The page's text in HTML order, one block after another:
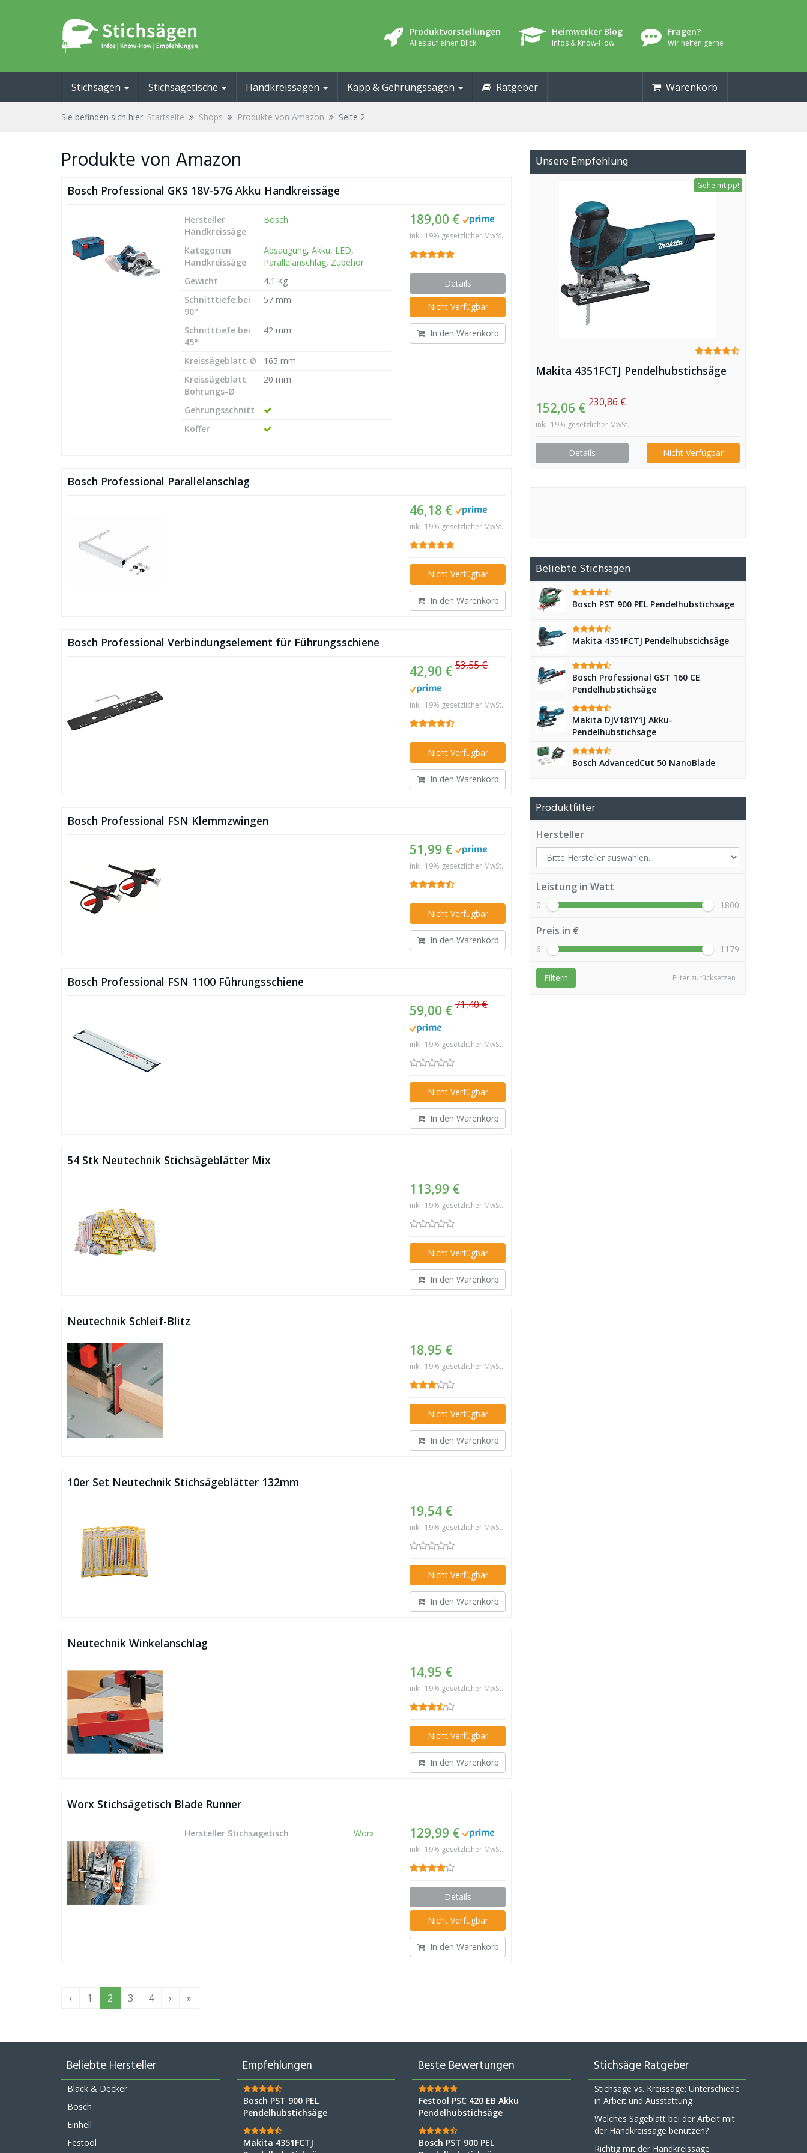
Produktvorstellungen
Alles auf einen Blick
Heimwerker Blog
Infos & Know-How
Fragen?
Wir helfen gerne
Stichsägen Stichsägetische Handkreissägen Kapp & Gehrungssägen Ratgeber Warenkorb
Sie befinden sich hier: Startseite Shops Produkte von Amazon Seite 2
Produkte von Amazon
Bosch Professional GKS 18V-57G Akku Handkreissäge
189,00 €
inkl. 19% gesetzlicher MwSt.
Details
Nicht Verfügbar
In den Warenkorb
Hersteller
Handkreissäge
Bosch
Kategorien
Handkreissäge
Absaugung, Akku, LED,
Parallelanschlag, Zubehör
Gewicht
4.1 Kg
Schnitttiefe bei
90°
57 mm
Schnitttiefe bei
45°
42 mm
Kreissägeblatt-Ø
165 mm
Kreissägeblatt
Bohrungs-Ø
20 mm
Gehrungsschnitt
Koffer
Bosch Professional Parallelanschlag
46,18 €
inkl. 19% gesetzlicher MwSt.
Nicht Verfügbar
In den Warenkorb
Bosch Professional Verbindungselement für Führungsschiene
42,90 € 53,55 €
inkl. 19% gesetzlicher MwSt.
Nicht Verfügbar
In den Warenkorb
Bosch Professional FSN Klemmzwingen
51,99 €
inkl. 19% gesetzlicher MwSt.
Nicht Verfügbar
In den Warenkorb
Bosch Professional FSN 1100 Führungsschiene
59,00 € 71,40 €
inkl. 19% gesetzlicher MwSt.
Nicht Verfügbar
In den Warenkorb
54 Stk Neutechnik Stichsägeblätter Mix
113,99 €
inkl. 19% gesetzlicher MwSt.
Nicht Verfügbar
In den Warenkorb
Neutechnik Schleif-Blitz
18,95 €
inkl. 19% gesetzlicher MwSt.
Nicht Verfügbar
In den Warenkorb
10er Set Neutechnik Stichsägeblätter 132mm
19,54 €
inkl. 19% gesetzlicher MwSt.
Nicht Verfügbar
In den Warenkorb
Neutechnik Winkelanschlag
14,95 €
inkl. 19% gesetzlicher MwSt.
Nicht Verfügbar
In den Warenkorb
Worx Stichsägetisch Blade Runner
129,99 €
inkl. 19% gesetzlicher MwSt.
Details
Nicht Verfügbar
In den Warenkorb
Hersteller Stichsägetisch Worx
‹ 1 2 3 4 › »
Unsere Empfehlung
Geheimtipp!
Makita 4351FCTJ Pendelhubstichsäge
152,06 € 230,86 €
inkl. 19% gesetzlicher MwSt.
Details Nicht Verfügbar
Beliebte Stichsägen
Bosch PST 900 PEL Pendelhubstichsäge
Makita 4351FCTJ Pendelhubstichsäge
Bosch Professional GST 160 CE
Pendelhubstichsäge
Makita DJV181Y1J Akku-
Pendelhubstichsäge
Bosch AdvancedCut 50 NanoBlade
Produktfilter
Hersteller
Leistung in Watt
0 1800
Preis in €
6 1179
Filter zurücksetzen
Filtern
Beliebte Hersteller
Black & Decker
Bosch
Einhell
Festool
Empfehlungen
Bosch PST 900 PEL
Pendelhubstichsäge
Makita 4351FCTJ
Beste Bewertungen
Festool PSC 420 EB Akku
Pendelhubstichsäge
Bosch PST 900 PEL
Stichsäge Ratgeber
Stichsäge vs. Kreissäge: Unterschiede
in Arbeit und Ausstattung
Welches Sägeblatt bei der Arbeit mit
der Handkreissäge benutzen?
Richtig mit der Handkreissäge